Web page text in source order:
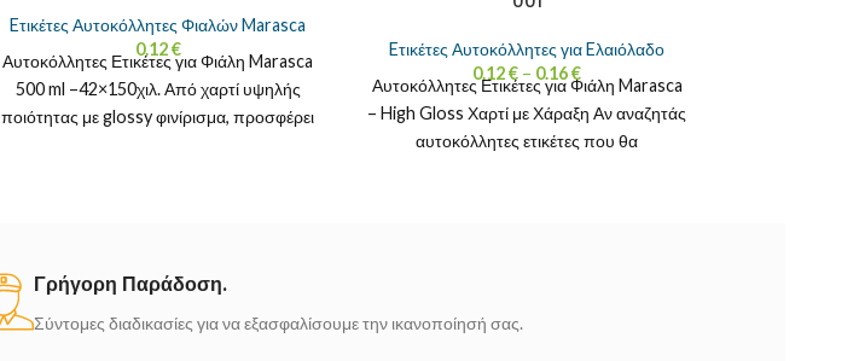
Eτικέτες Αυτοκόλλητες Φιαλών Marasca
0.12€
Αυτοκόλλητες Ετικέτες για Φιάλη Marasca
500 ml –42×150χιλ. Από χαρτί υψηλής
ποιότητας με glossy φινίρισμα, προσφέρει
Eτικέτες Αυτοκόλλητες για Eλαιόλαδο
0.12€ – 0.16€
Αυτοκόλλητες Ετικέτες για Φιάλη Marasca
– High Gloss Χαρτί με Χάραξη Αν αναζητάς
αυτοκόλλητες ετικέτες που θα
Γρήγορη Παράδοση.
Σύντομες διαδικασίες για να εξασφαλίσουμε την ικανοποίησή σας.